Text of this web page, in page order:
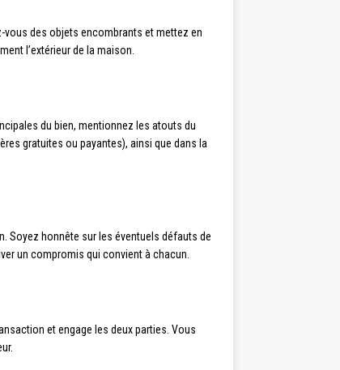
vous des objets encombrants et mettez en
l’extérieur de la maison.
du bien, mentionnez les atouts du
gratuites ou payantes), ainsi que dans la
Soyez honnête sur les éventuels défauts de
un compromis qui convient à chacun.
et engage les deux parties. Vous